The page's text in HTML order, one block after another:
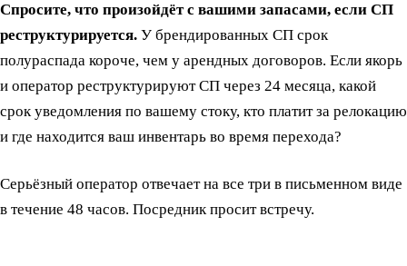
Спросите, что произойдёт с вашими запасами, если СП
реструктурируется. У брендированных СП срок
полураспада короче, чем у арендных договоров. Если якорь
и оператор реструктурируют СП через 24 месяца, какой
срок уведомления по вашему стоку, кто платит за релокацию
и где находится ваш инвентарь во время перехода?
Серьёзный оператор отвечает на все три в письменном виде
в течение 48 часов. Посредник просит встречу.